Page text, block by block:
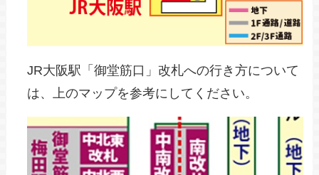
JR大阪駅「御堂筋口」改札への行き方について
は、上のマップを参考にしてください。